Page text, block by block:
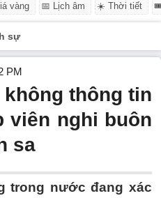
vàng 📅 Lịch âm ☀️ Thời tiết
sự
PM
thông tin
viên nghi buôn
sa
trong nước đang xác